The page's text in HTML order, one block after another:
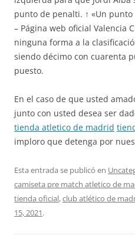
punto de penalti. ↑ «Un
– Página web oficial Valencia
ninguna forma a la
siendo décimo con cuarenta
puesto.
En el caso de que usted
junto con usted desea ser
tienda atletico de madrid
imploro que detenga por
Esta entrada se publicó en
camiseta pre match atletico de
tienda oficial,club atlético de
15, 2021.